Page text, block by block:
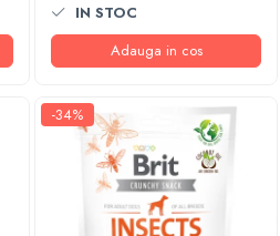
IN STOC
Adauga in cos
-34%